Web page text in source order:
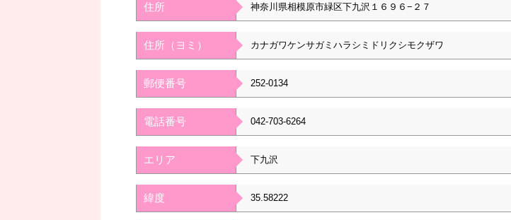
住所 神奈川県相模原市緑区下九沢１６９６−２７
住所（ヨミ） カナガワケンサガミハラシミドリクシモクザワ
郵便番号 252-0134
電話番号 042-703-6264
エリア 下九沢
緯度 35.58222